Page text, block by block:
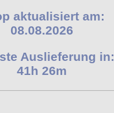
aktualisiert am:
08.08.2026
Auslieferung in:
41h 26m